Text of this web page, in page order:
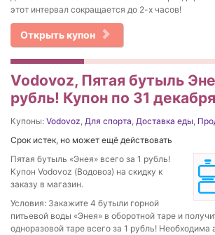
этот интервал сокращается до 2-х часов!
Открыть купон
Vodovoz, Пятая бутыль
рубль! Купон по 31
Купоны: Vodovoz, Для спорта, Доставка еды,
Срок истек, но может ещё действовать
Пятая бутыль «Энея» всего за 1 рубль!
Купон Vodovoz (Водовоз) на скидку к
заказу в магазин.
Условия: Закажите 4 бутыли горной
питьевой воды «Энея» в оборотной таре и
одноразовой таре всего за 1 рубль! Необходима